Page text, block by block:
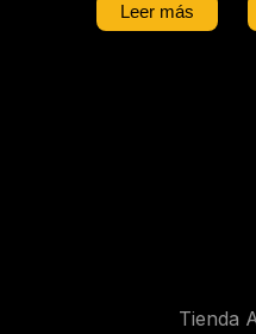
Leer más
Tienda